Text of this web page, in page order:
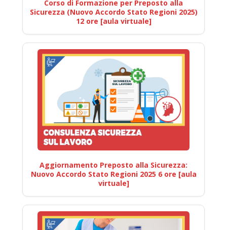
Corso di Formazione per Preposto alla
Sicurezza (Nuovo Accordo Stato Regioni 2025)
12 ore [aula virtuale]
Aggiornamento Preposto alla Sicurezza:
Nuovo Accordo Stato Regioni 2025 6 ore [aula
virtuale]